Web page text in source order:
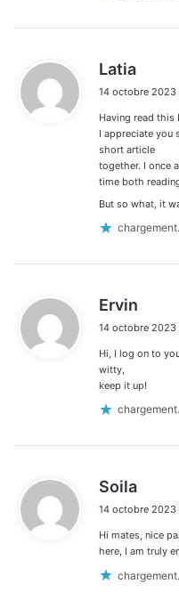
Latia
t
:
14 octobre 2023
Having read this
I appreciate you
short article
together. I once
time both
But so what, it
Ervin
t
14 octobre 2023
Hi, I log on to
witty,
keep it up!
Soila
t
:
14 octobre 2023
Hi mates, nice
here, I am truly